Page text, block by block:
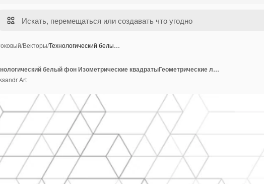
/Векторы/Технологический белы…
Технологический белый фон Изометрические квадратыГеометрические линииАбстрактная технологияВекторная иллюстрация
Art